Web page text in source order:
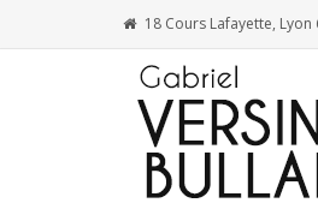
18 Cours Lafayette, Lyon